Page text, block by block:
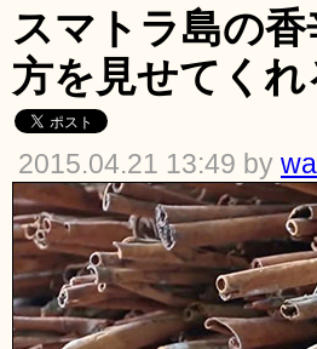
スマトラ島の
方を見せてく
2015.04.21 13:49 by